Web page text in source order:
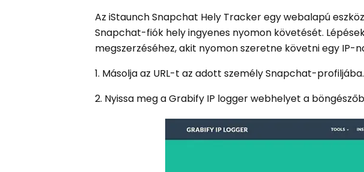
Az iStaunch Snapchat Hely Tracker egy webalapú
Snapchat-fiók hely ingyenes nyomon követését.
megszerzéséhez, akit nyomon szeretne követni egy IP-
1. Másolja az URL-t az adott személy Snapchat-profiljába.
2. Nyissa meg a Grabify IP logger webhelyet a